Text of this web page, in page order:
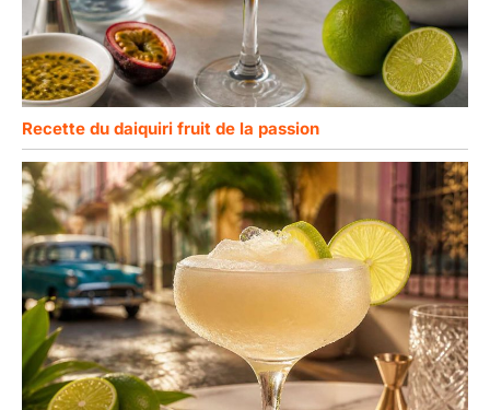
Recette du daiquiri fruit de la passion